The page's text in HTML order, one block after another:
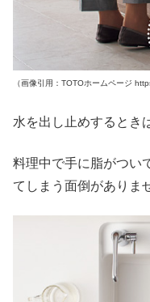
（画像引用：TOTOホームページ
水を出し止めするとき
料理中で手に脂がつい
てしまう面倒がありま